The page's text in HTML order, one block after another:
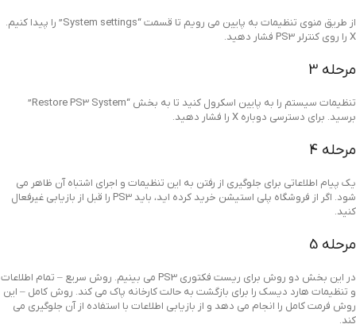
از طریق منوی تنظیمات به پایین می رویم تا قسمت “System settings” را پیدا کنیم.
X را روی کنترلر PS3 فشار دهید.
مرحله 3
تنظیمات سیستم را به پایین اسکرول کنید تا به بخش “Restore PS3 System”
برسید. برای دسترسی دوباره X را فشار دهید.
مرحله 4
یک پیام اطلاعاتی برای جلوگیری از رفتن به این تنظیمات و اجرای اشتباه آن ظاهر می
شود. اگر از فروشگاه پلی استیشن خرید کرده اید، باید PS3 را قبل از بازیابی غیرفعال
کنید.
مرحله 5
در این بخش دو روش برای ریست فکتوری PS3 می بینیم. روش سریع – تمام اطلاعات
و تنظیمات هارد دیسک را برای بازگشت به حالت کارخانه پاک می کند. روش کامل – این
روش فرمت کامل را انجام می دهد و از بازیابی اطلاعات با استفاده از آن جلوگیری می
کند.